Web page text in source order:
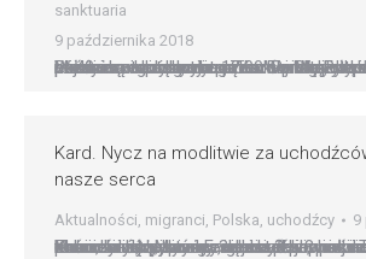
sanktuaria
9 października 2018
W 40. rocznicę wyboru Karola Wojtyły na Stolicę Piotrową i zdobycia przez Wandę Rutkiewicz najwyższego szczytu Ziemi – Mt. Everest oraz w 100. rocznicę odzyskania przez Polskę niepodległości, po prawie czterech miesiącach pielgrzymki ? 12 października o godz. 12.00 Tomasz Jędrzejewski, członek wspólnoty mariackiej Chrystus w Starym Mieście – dotrze
Kard. Nycz na modlitwie za
nasze serca
Aktualności, migranci, Polska, uchodźcy 9
Musimy się wszyscy uderzyć w piersi. Ta modlitwa jest potrzebna, żebyśmy się obudzili, powiedzieli sobie: uchodźcy są, wcale nie jest ich mniej niż było kilka lat temu, kiedy papież Franciszek jechał na Lampedusę. Znieczuliliśmy nasze serca ? powiedział kard. Kazimierz Nycz w poniedziałek 8 października w kościele św. Marcina, gdzie przewodniczył ekumenicznej liturgii ?Umrzeć z…